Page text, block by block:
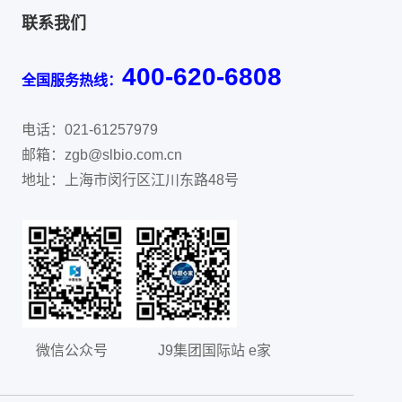
联系我们
全国服务热线：400-620-6808
电话：021-61257979
邮箱：zgb@slbio.com.cn
地址：上海市闵行区江川东路48号
微信公众号 J9集团国际站 e家